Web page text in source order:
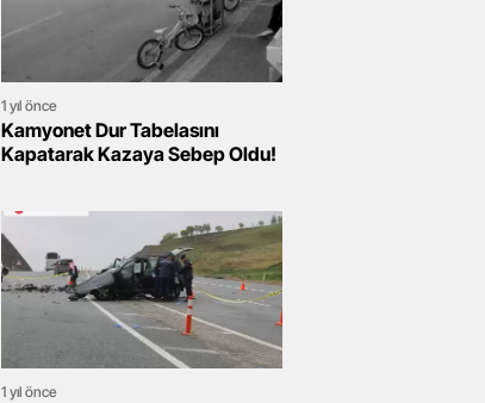
1 yıl önce
Kamyonet Dur Tabelasını
Kapatarak Kazaya Sebep Oldu!
1 yıl önce